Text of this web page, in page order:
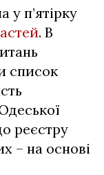
п’ятірку
. В
список
реєстру
– на основі